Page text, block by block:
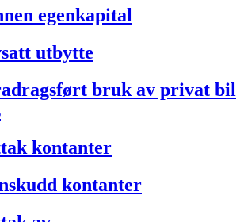
egenkapital
utbytte
bruk av privat bil
kontanter
kontanter